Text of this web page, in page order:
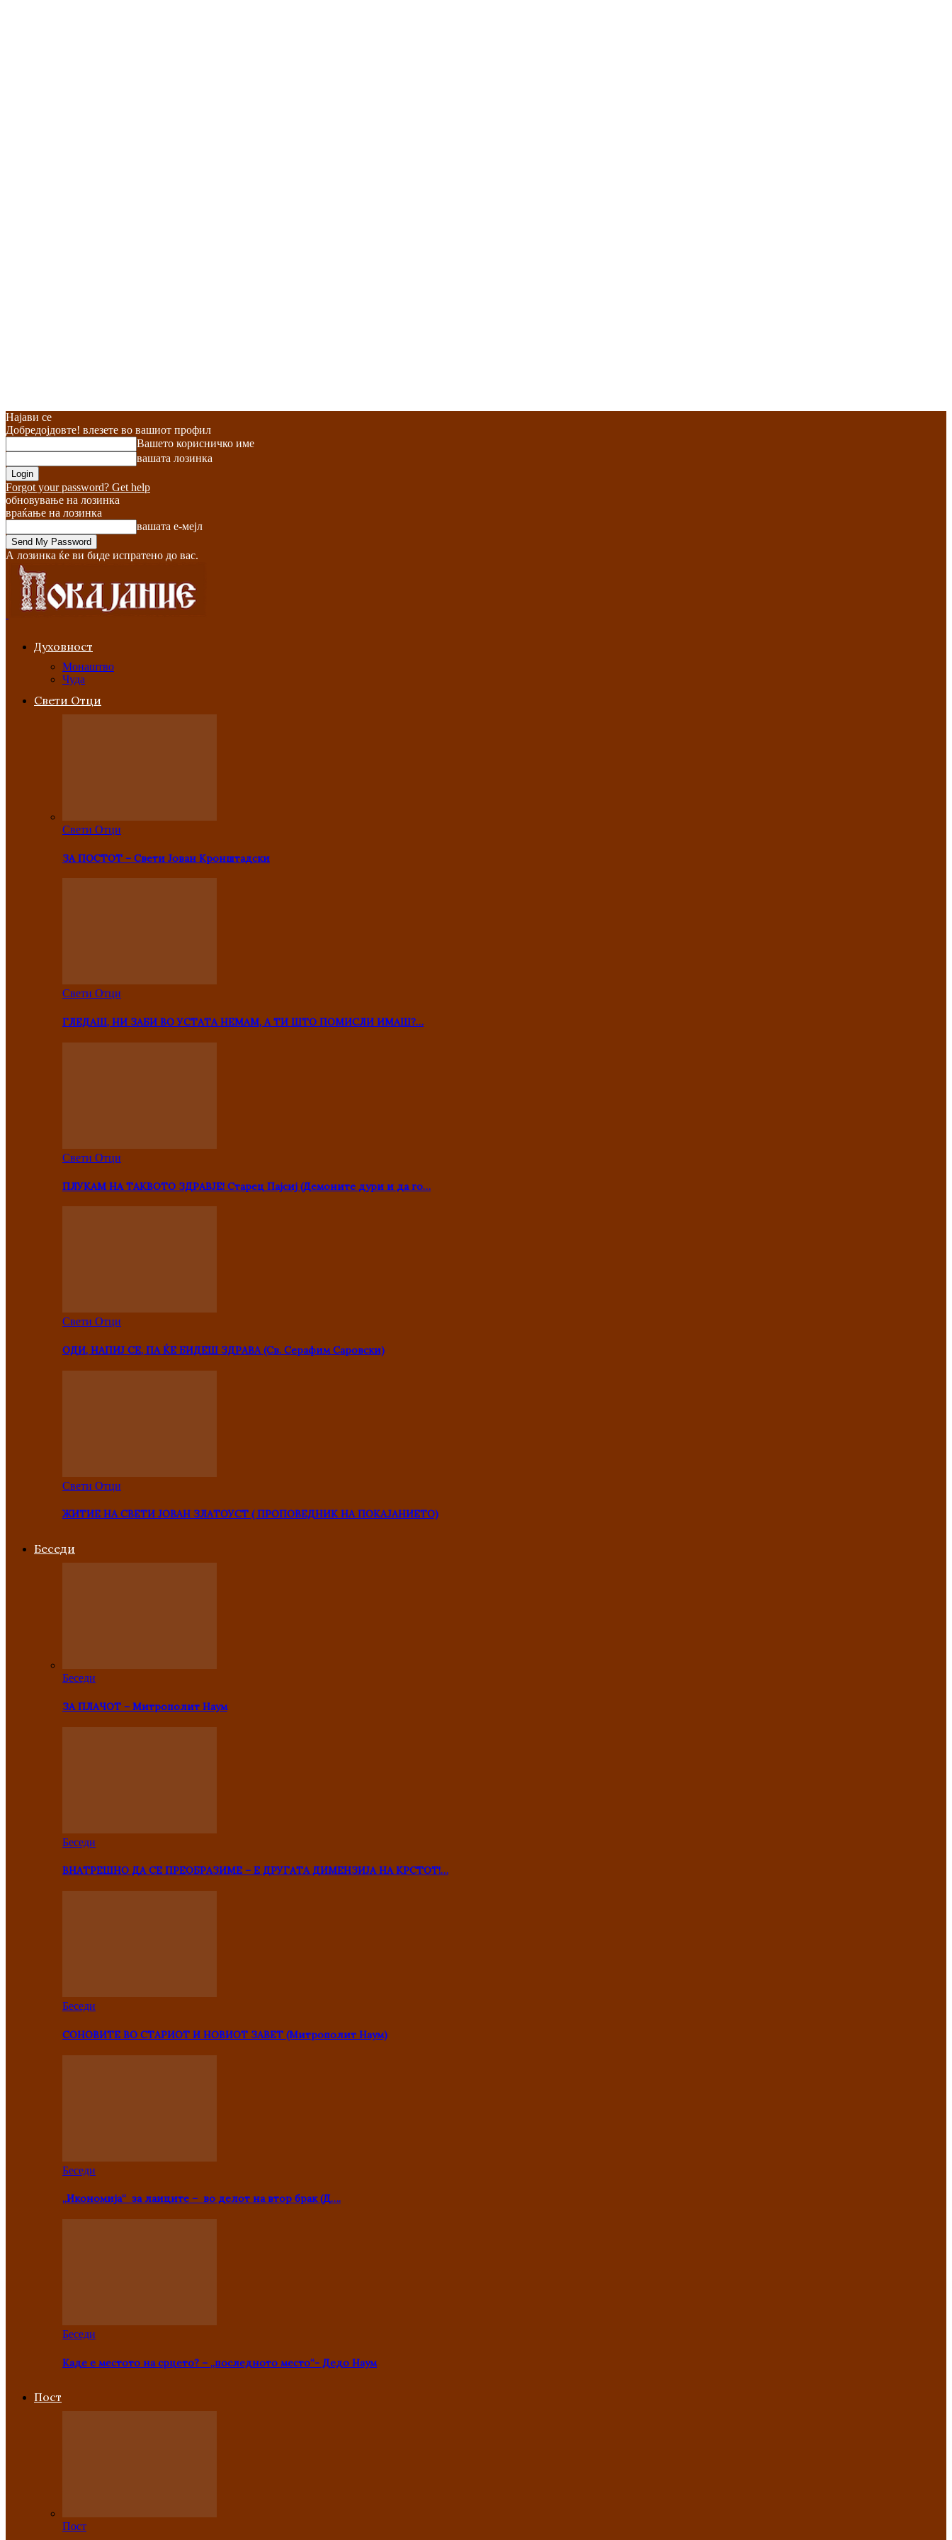
Најави се
Добредојдовте! влезете во вашиот профил
Вашето корисничко име
вашата лозинка
Forgot your password? Get help
обновување на лозинка
враќање на лозинка
вашата е-мејл
А лозинка ќе ви биде испратено до вас.
Духовност
Монаштво
Чуда
Свети Отци
Свети Отци
ЗА ПОСТОТ – Свети Јован Кронштадски
Свети Отци
ГЛЕДАШ, НИ ЗАБИ ВО УСТАТА НЕМАМ, А ТИ ШТО ПОМИСЛИ ИМАШ?…
Свети Отци
ПЛУКАМ НА ТАКВОТО ЗДРАВЈЕ! Старец Пајсиј (Демоните дури и да го…
Свети Отци
ОДИ, НАПИЈ СЕ, ПА ЌЕ БИДЕШ ЗДРАВА (Св. Серафим Саровски)
Свети Отци
ЖИТИЕ НА СВЕТИ ЈОВАН ЗЛАТОУСТ ( ПРОПОВЕДНИК НА ПОКАЈАНИЕТО)
Беседи
Беседи
ЗА ПЛАЧОТ – Митрополит Наум
Беседи
ВНАТРЕШНО ДА СЕ ПРЕОБРАЗИМЕ – Е ДРУГАТА ДИМЕНЗИЈА НА КРСТОТ!…
Беседи
СОНОВИТЕ ВО СТАРИОТ И НОВИОТ ЗАВЕТ (Митрополит Наум)
Беседи
„Икономија“ за лаиците – во делот на втор брак (Д….
Беседи
Каде е местото на срцето? – „последното место“- Дедо Наум
Пост
Пост